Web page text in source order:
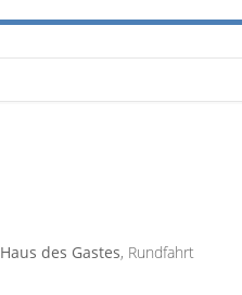
Haus des Gastes, Rundfahrt